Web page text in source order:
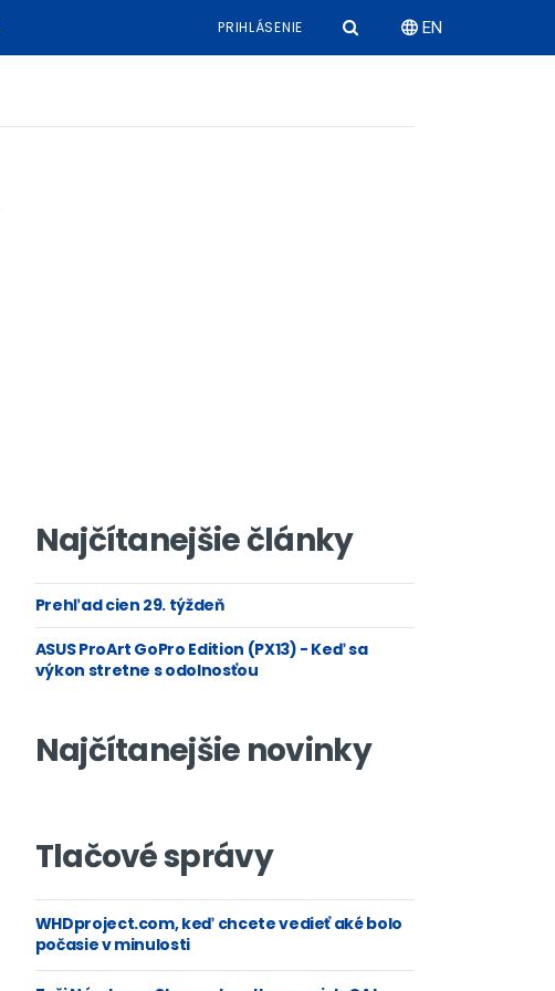
PRIHLÁSENIE EN
Najčítanejšie články
Prehľad cien 29. týždeň
ASUS ProArt GoPro Edition (PX13) - Keď sa
výkon stretne s odolnosťou
Najčítanejšie novinky
Tlačové správy
WHDproject.com, keď chcete vedieť aké bolo
počasie v minulosti